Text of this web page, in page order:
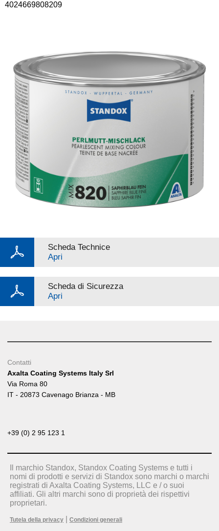
4024669808209
Scheda Technice
Apri
Scheda di Sicurezza
Apri
Contatti
Axalta Coating Systems Italy Srl
Via Roma 80
IT - 20873 Cavenago Brianza - MB
+39 (0) 2 95 123 1
Il marchio Standox, Standox Coating Systems e tutti i
nomi di prodotti e servizi di Standox sono marchi o marchi
registrati di Axalta Coating Systems, LLC e / o suoi
affiliati. Gli altri marchi sono di proprietà dei rispettivi
proprietari.
Tutela della privacy Condizioni generali